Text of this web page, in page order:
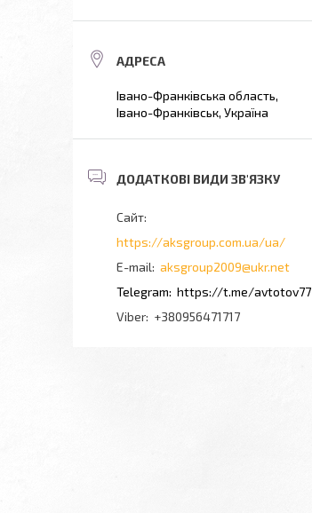
Івано-Франківська область,
Івано-Франківськ, Україна
https://aksgroup.com.ua/ua/
aksgroup2009@ukr.net
https://t.me/avtotov77
+380956471717